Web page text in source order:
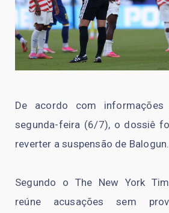
De acordo com informações
segunda-feira (6/7), o dossiê
reverter a suspensão de Balogun.
Segundo o The New York
reúne acusações sem